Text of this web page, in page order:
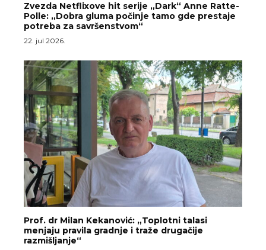
Zvezda Netflixove hit serije „Dark“ Anne Ratte-
Polle: „Dobra gluma počinje tamo gde prestaje
potreba za savršenstvom“
22. jul 2026.
Prof. dr Milan Kekanović: „Toplotni talasi
menjaju pravila gradnje i traže drugačije
razmišljanje“